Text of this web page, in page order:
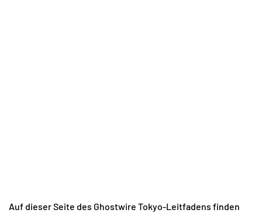
Auf dieser Seite des Ghostwire Tokyo-Leitfadens finden